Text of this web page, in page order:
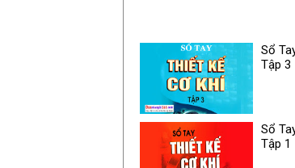
Sổ
Tập 3
Sổ
Tập 1